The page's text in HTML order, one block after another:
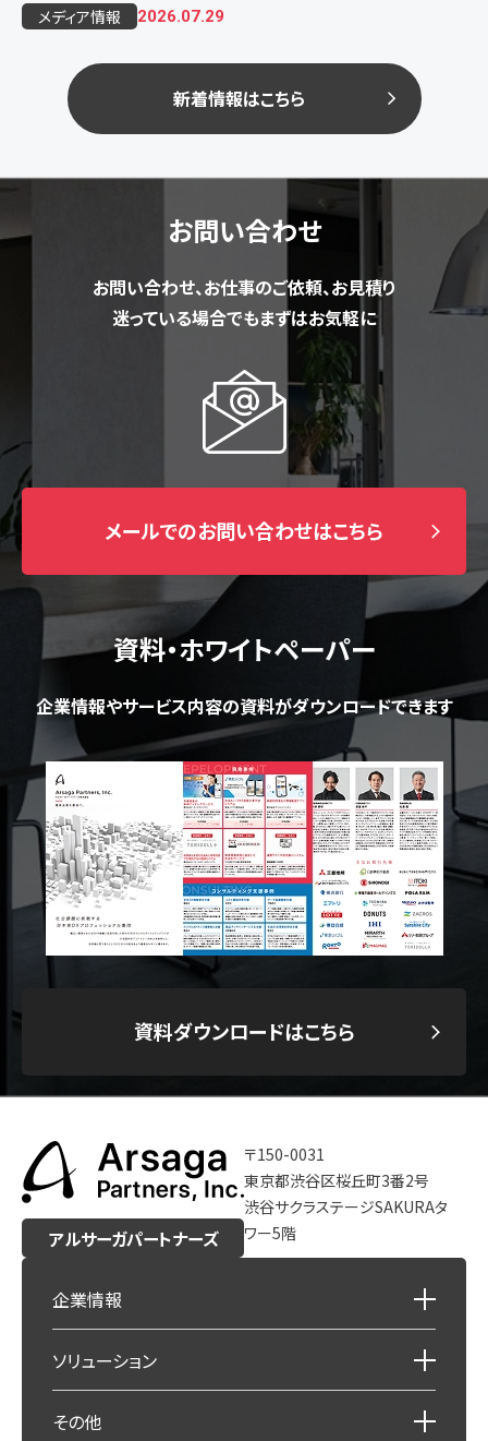
メディア情報 2026.07.29
新着情報はこちら
お問い合わせ
お問い合わせ、お仕事のご依頼、お見積り
迷っている場合でもまずはお気軽に
メールでのお問い合わせはこちら
資料・ホワイトペーパー
企業情報やサービス内容の資料がダウンロードできます
資料ダウンロードはこちら
アルサーガパートナーズ
〒150-0031
東京都渋谷区桜丘町3番2号
渋谷サクラステージSAKURAタ
ワー5階
企業情報
ソリューション
その他